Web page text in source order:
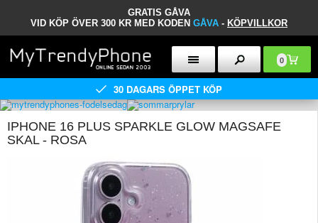
GRATIS GÅVA
VID KÖP ÖVER 300 KR MED KODEN GÅVA - KÖPVILLKOR
0
30 DAGARS ÖPPET KÖP
IPHONE 16 PLUS SPARKLE GLOW MAGSAFE
SKAL - ROSA